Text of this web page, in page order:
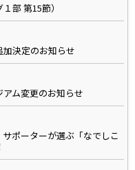
部 第15節）
決定のお知らせ
ム変更のお知らせ
サポーターが選ぶ「なでしこ